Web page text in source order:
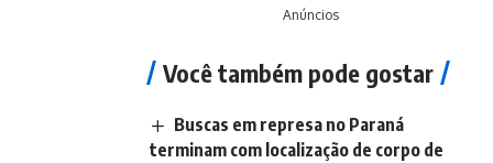
Anúncios
Você também pode gostar
Buscas em represa no Paraná
terminam com localização de corpo de